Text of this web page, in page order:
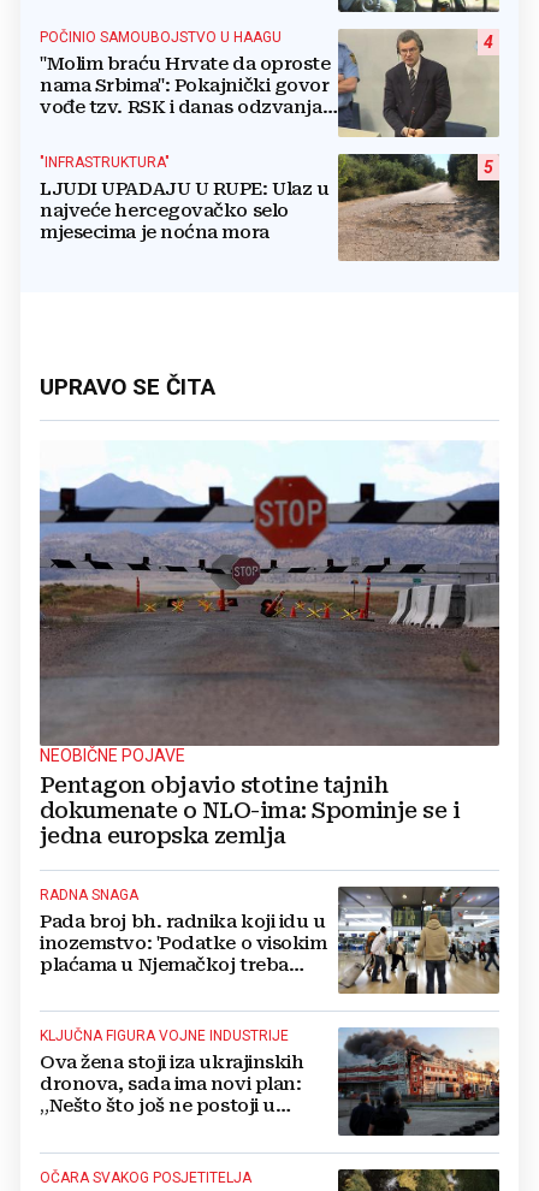
4
POČINIO SAMOUBOJSTVO U HAAGU
"Molim braću Hrvate da oproste
nama Srbima": Pokajnički govor
vođe tzv. RSK i danas odzvanja
5
"INFRASTRUKTURA"
LJUDI UPADAJU U RUPE: Ulaz u
najveće hercegovačko selo
mjesecima je noćna mora
UPRAVO SE ČITA
NEOBIČNE POJAVE
Pentagon objavio stotine tajnih
dokumenate o NLO-ima: Spominje se i
jedna europska zemlja
RADNA SNAGA
Pada broj bh. radnika koji idu u
inozemstvo: 'Podatke o visokim
plaćama u Njemačkoj treba
KLJUČNA FIGURA VOJNE INDUSTRIJE
Ova žena stoji iza ukrajinskih
dronova, sada ima novi plan:
„Nešto što još ne postoji u
OČARA SVAKOG POSJETITELJA